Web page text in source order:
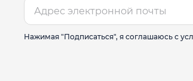
Нажимая "Подписаться", я соглашаюсь с